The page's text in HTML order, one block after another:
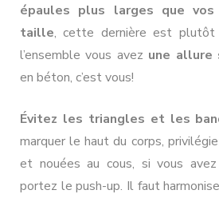
épaules plus larges que
taille, cette dernière est plutôt
l’ensemble vous avez une allure
en béton, c’est vous!
Évitez les triangles et les
marquer le haut du corps,
et nouées au cous, si vous
portez le push-up. Il faut